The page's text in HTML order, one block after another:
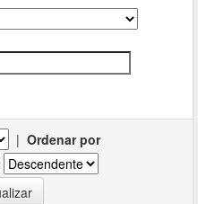
| Ordenar por